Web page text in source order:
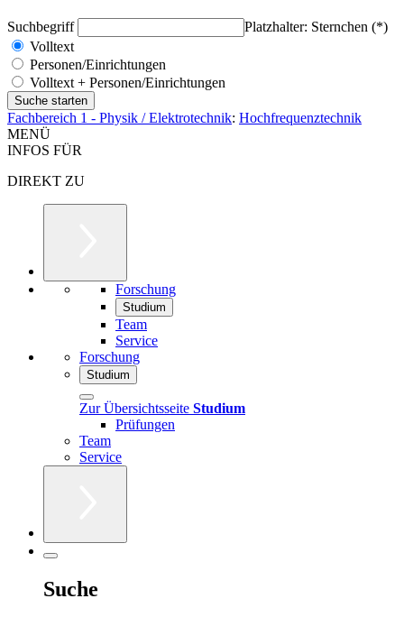
Suchbegriff
Platzhalter: Sternchen (*)
Volltext
Personen/Einrichtungen
Volltext + Personen/Einrichtungen
Fachbereich 1 - Physik / Elektrotechnik: Hochfrequenztechnik
MENÜ
INFOS FÜR
DIREKT ZU
Forschung
Studium
Team
Service
Forschung
Studium
Zur Übersichtsseite Studium
Prüfungen
Team
Service
Suche